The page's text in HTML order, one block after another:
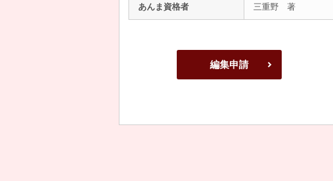
あんま資格者 三重野 著
編集申請